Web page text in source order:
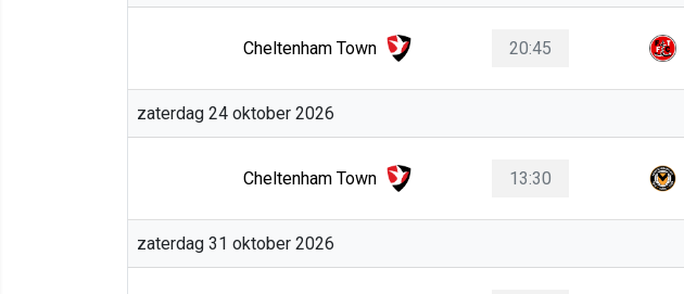
Cheltenham Town 20:45
zaterdag 24 oktober 2026
Cheltenham Town 13:30
zaterdag 31 oktober 2026